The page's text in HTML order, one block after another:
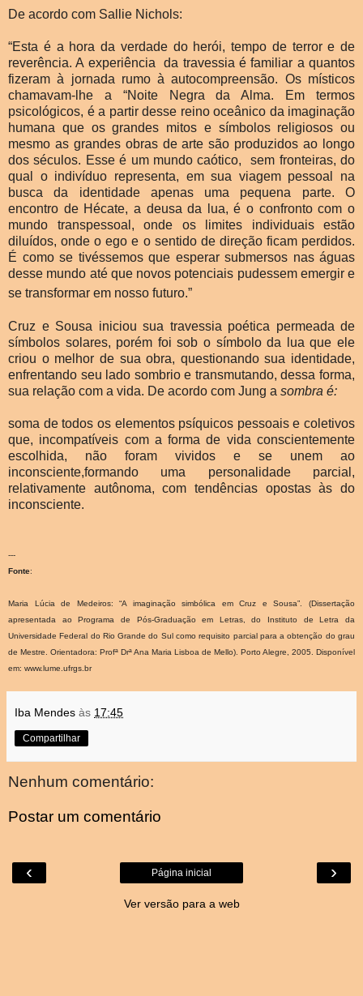
De acordo com Sallie Nichols:
“Esta é a hora da verdade do herói, tempo de terror e de
reverência. A experiência da travessia é familiar a quantos
fizeram à jornada rumo à autocompreensão. Os místicos
chamavam-lhe a “Noite Negra da Alma. Em termos
psicológicos, é a partir desse reino oceânico da imaginação
humana que os grandes mitos e símbolos religiosos ou
mesmo as grandes obras de arte são produzidos ao longo
dos séculos. Esse é um mundo caótico, sem fronteiras, do
qual o indivíduo representa, em sua viagem pessoal na
busca da identidade apenas uma pequena parte. O
encontro de Hécate, a deusa da lua, é o confronto com o
mundo transpessoal, onde os limites individuais estão
diluídos, onde o ego e o sentido de direção ficam perdidos.
É como se tivéssemos que esperar submersos nas águas
desse mundo até que novos potenciais pudessem emergir e
se transformar em nosso futuro.”
Cruz e Sousa iniciou sua travessia poética permeada de
símbolos solares, porém foi sob o símbolo da lua que ele
criou o melhor de sua obra, questionando sua identidade,
enfrentando seu lado sombrio e transmutando, dessa forma,
sua relação com a vida. De acordo com Jung a sombra é:
soma de todos os elementos psíquicos pessoais e coletivos
que, incompatíveis com a forma de vida conscientemente
escolhida, não foram vividos e se unem ao
inconsciente,formando uma personalidade parcial,
relativamente autônoma, com tendências opostas às do
inconsciente.
---
Fonte:
Maria Lúcia de Medeiros: “A imaginação simbólica em Cruz e Sousa”. (Dissertação
apresentada ao Programa de Pós-Graduação em Letras, do Instituto de Letra da
Universidade Federal do Rio Grande do Sul como requisito parcial para a obtenção do grau
de Mestre. Orientadora: Profª Drª Ana Maria Lisboa de Mello). Porto Alegre, 2005. Disponível
em: www.lume.ufrgs.br
Iba Mendes às 17:45
Compartilhar
Nenhum comentário:
Postar um comentário
‹ ›
Página inicial
Ver versão para a web